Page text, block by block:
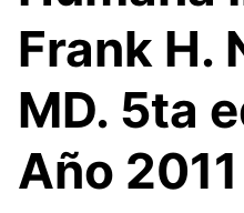
Frank H.
MD. 5ta
Año 2011